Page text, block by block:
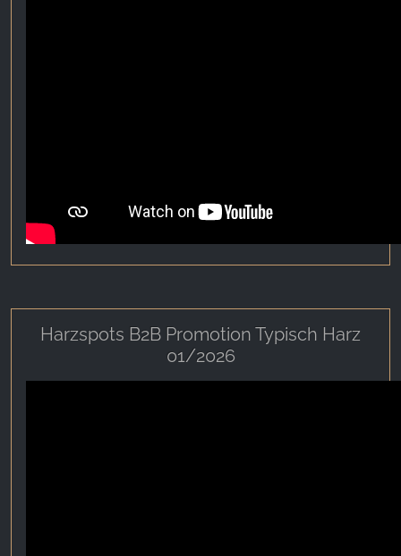
Harzspots B2B Promotion Typisch Harz
01/2026